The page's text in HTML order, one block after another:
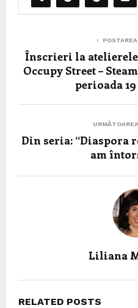
Înscrieri la
Occupy Street –
perioada
Din seria: “Diaspora
am
Liliana
RELATED POSTS